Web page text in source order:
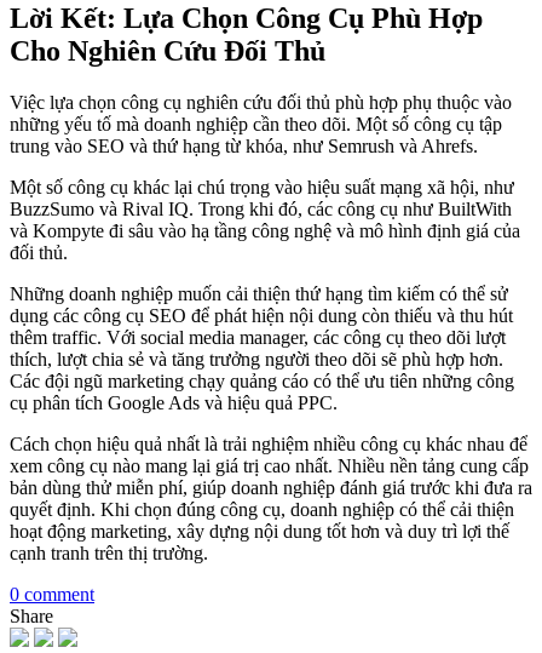
Lời Kết: Lựa Chọn Công Cụ Phù Hợp
Cho Nghiên Cứu Đối Thủ
Việc lựa chọn công cụ nghiên cứu đối thủ phù hợp phụ thuộc vào
những yếu tố mà doanh nghiệp cần theo dõi. Một số công cụ tập
trung vào SEO và thứ hạng từ khóa, như Semrush và Ahrefs.
Một số công cụ khác lại chú trọng vào hiệu suất mạng xã hội, như
BuzzSumo và Rival IQ. Trong khi đó, các công cụ như BuiltWith
và Kompyte đi sâu vào hạ tầng công nghệ và mô hình định giá của
đối thủ.
Những doanh nghiệp muốn cải thiện thứ hạng tìm kiếm có thể sử
dụng các công cụ SEO để phát hiện nội dung còn thiếu và thu hút
thêm traffic. Với social media manager, các công cụ theo dõi lượt
thích, lượt chia sẻ và tăng trưởng người theo dõi sẽ phù hợp hơn.
Các đội ngũ marketing chạy quảng cáo có thể ưu tiên những công
cụ phân tích Google Ads và hiệu quả PPC.
Cách chọn hiệu quả nhất là trải nghiệm nhiều công cụ khác nhau để
xem công cụ nào mang lại giá trị cao nhất. Nhiều nền tảng cung cấp
bản dùng thử miễn phí, giúp doanh nghiệp đánh giá trước khi đưa ra
quyết định. Khi chọn đúng công cụ, doanh nghiệp có thể cải thiện
hoạt động marketing, xây dựng nội dung tốt hơn và duy trì lợi thế
cạnh tranh trên thị trường.
0 comment
Share